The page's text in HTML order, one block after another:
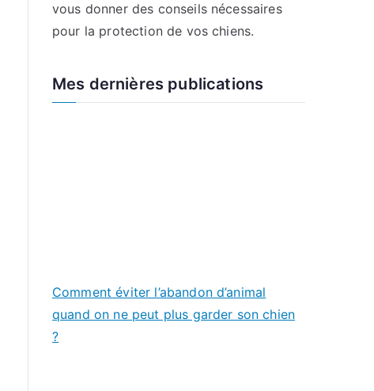
vous donner des conseils nécessaires
pour la protection de vos chiens.
Mes dernières publications
Comment éviter l’abandon d’animal
quand on ne peut plus garder son chien
?